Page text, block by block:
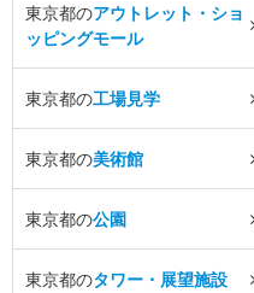
東京都のアウトレット・ショ
ッピングモール
東京都の工場見学
東京都の美術館
東京都の公園
東京都のタワー・展望施設